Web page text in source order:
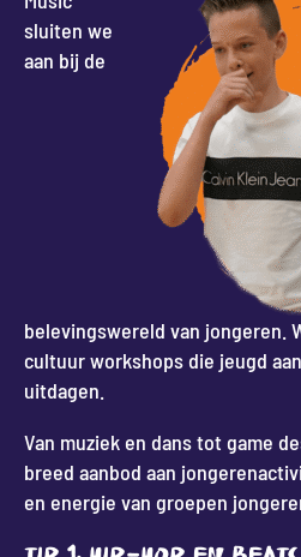
sluiten we
aan bij de
belevingswereld van jongeren.
cultuur workshops die jeugd
uitdagen.
Van muziek en dans tot game
breed aanbod aan
en energie van groepen